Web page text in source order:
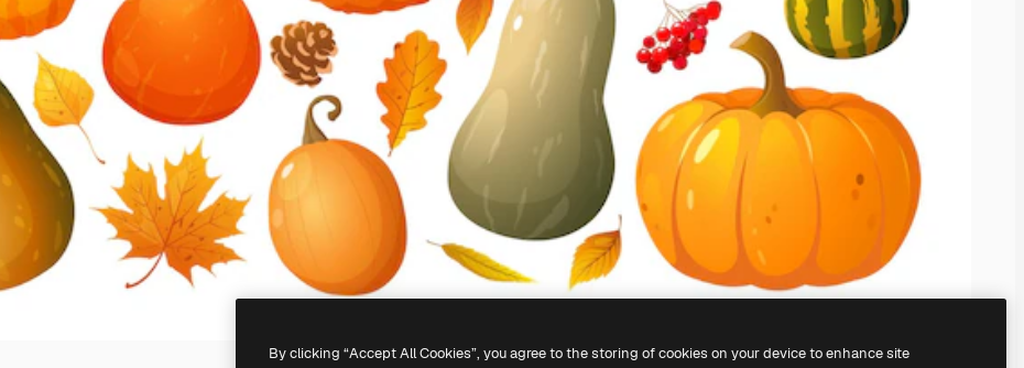
By clicking “Accept All Cookies”, you agree to the storing of cookies on your device to enhance site